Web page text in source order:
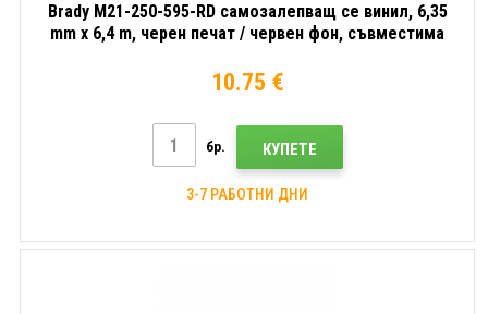
Brady M21-250-595-RD самозалепващ се винил, 6,35
mm x 6,4 m, черен печат / червен фон, съвместима
10.75 €
бр. КУПЕТЕ
3-7 РАБОТНИ ДНИ